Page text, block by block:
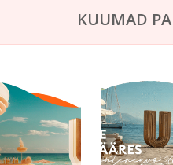
KUUMAD